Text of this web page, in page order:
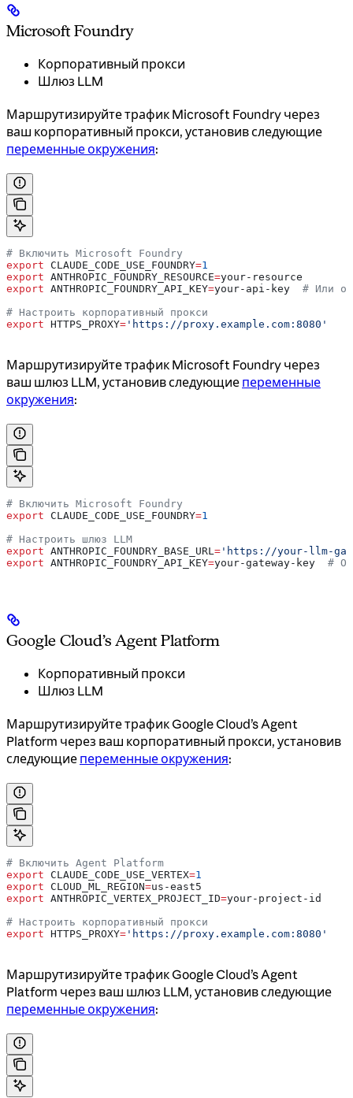
Microsoft Foundry
Корпоративный прокси
Шлюз LLM
Маршрутизируйте трафик Microsoft Foundry через
ваш корпоративный прокси, установив следующие
переменные окружения:
# Включить Microsoft Foundry
export CLAUDE_CODE_USE_FOUNDRY=1
export ANTHROPIC_FOUNDRY_RESOURCE=your-resource
export ANTHROPIC_FOUNDRY_API_KEY=your-api-key
# Или
# Настроить корпоративный прокси
export HTTPS_PROXY= 'https://proxy.example.com:8080'
Маршрутизируйте трафик Microsoft Foundry через
ваш шлюз LLM, установив следующие переменные
окружения:
# Включить Microsoft Foundry
export CLAUDE_CODE_USE_FOUNDRY=1
# Настроить шлюз LLM
export ANTHROPIC_FOUNDRY_BASE_URL = 'https://your-llm-
export ANTHROPIC_FOUNDRY_API_KEY=your-gateway-key
#
Google Cloud’s Agent Platform
Корпоративный прокси
Шлюз LLM
Маршрутизируйте трафик Google Cloud’s Agent
Platform через ваш корпоративный прокси, установив
следующие переменные окружения:
# Включить Agent Platform
export CLAUDE_CODE_USE_VERTEX=1
export CLOUD_ML_REGION=us-east5
export ANTHROPIC_VERTEX_PROJECT_ID=your-project-id
# Настроить корпоративный прокси
export HTTPS_PROXY= 'https://proxy.example.com:8080'
Маршрутизируйте трафик Google Cloud’s Agent
Platform через ваш шлюз LLM, установив следующие
переменные окружения: